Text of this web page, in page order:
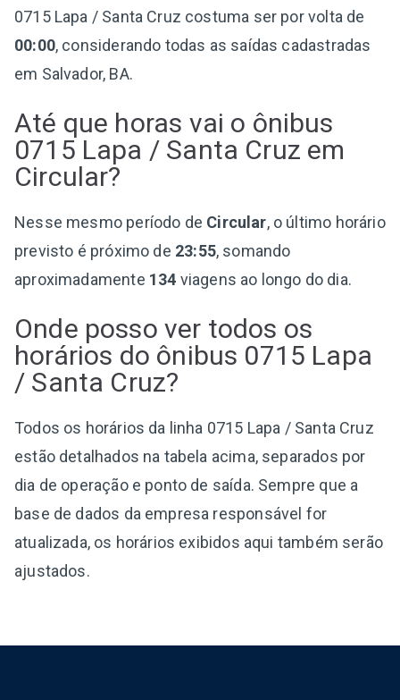
0715 Lapa / Santa Cruz costuma ser por volta de
00:00, considerando todas as saídas cadastradas
em Salvador, BA.
Até que horas vai o ônibus
0715 Lapa / Santa Cruz em
Circular?
Nesse mesmo período de Circular, o último horário
previsto é próximo de 23:55, somando
aproximadamente 134 viagens ao longo do dia.
Onde posso ver todos os
horários do ônibus 0715 Lapa
/ Santa Cruz?
Todos os horários da linha 0715 Lapa / Santa Cruz
estão detalhados na tabela acima, separados por
dia de operação e ponto de saída. Sempre que a
base de dados da empresa responsável for
atualizada, os horários exibidos aqui também serão
ajustados.